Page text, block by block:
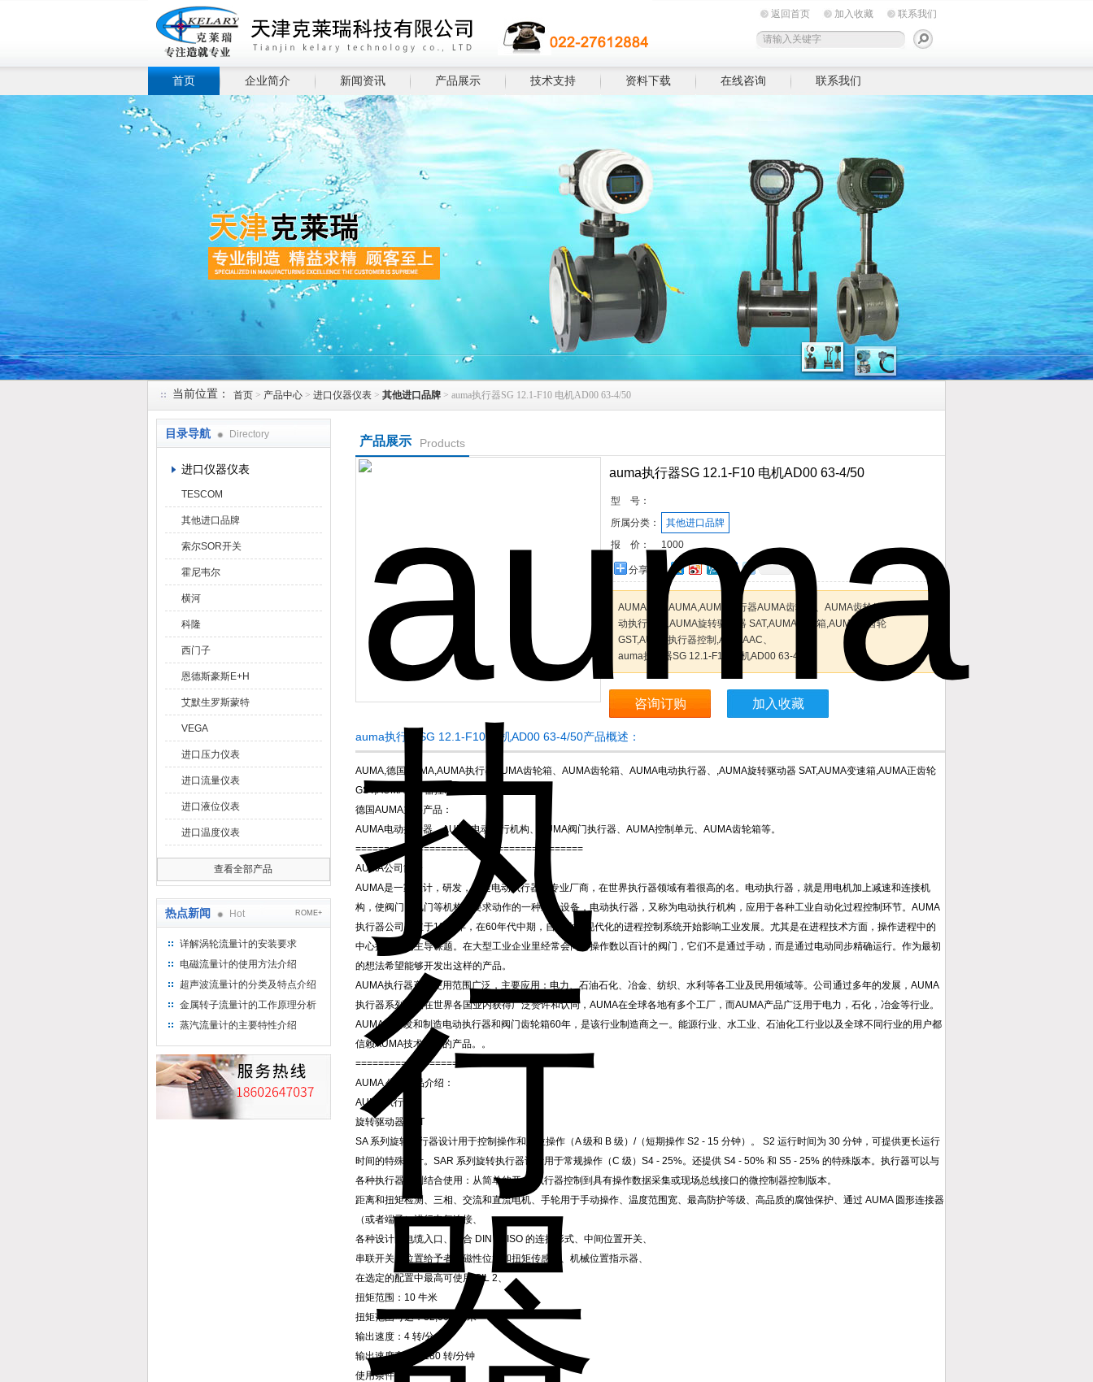
返回首页 加入收藏 联系我们
首页 企业简介 新闻资讯 产品展示 技术支持 资料下载 在线咨询 联系我们
当前位置： 首页 > 产品中心 > 进口仪器仪表 > 其他进口品牌 > auma执行器SG 12.1-F10 电机AD00 63-4/50
目录导航 Directory
进口仪器仪表
TESCOM
其他进口品牌
索尔SOR开关
霍尼韦尔
横河
科隆
西门子
恩德斯豪斯E+H
艾默生罗斯蒙特
VEGA
进口压力仪表
进口流量仪表
进口液位仪表
进口温度仪表
查看全部产品
热点新闻 Hot ROME+
详解涡轮流量计的安装要求
电磁流量计的使用方法介绍
超声波流量计的分类及特点介绍
金属转子流量计的工作原理分析
蒸汽流量计的主要特性介绍
产品展示 Products
auma执行器SG 12.1-F10 电机AD00 63-4/50
型 号：
所属分类：
其他进口品牌
报 价：
1000
分享到：
AUMA,德国AUMA,AUMA执行器AUMA齿轮箱、AUMA齿轮箱、AUMA电
动执行器、,AUMA旋转驱动器 SAT,AUMA变速箱,AUMA正齿轮
GST,AUMA执行器控制,AUM AAC、
auma执行器SG 12.1-F10 电机AD00 63-4/50
咨询订购 加入收藏
auma执行器SG 12.1-F10 电机AD00 63-4/50产品概述：
AUMA,德国AUMA,AUMA执行器AUMA齿轮箱、AUMA齿轮箱、AUMA电动执行器、,AUMA旋转驱动器 SAT,AUMA变速箱,AUMA正齿轮
GST,AUMA执行器控制,AUM AAC、
德国AUMA主要产品：
AUMA电动执行器、AUMA电动执行机构、AUMA阀门执行器、AUMA控制单元、AUMA齿轮箱等。
========================================
AUMA公司简介
AUMA是一家设计，研发，制造电动执行器的专业厂商，在世界执行器领域有着很高的名。电动执行器，就是用电机加上减速和连接机
构，使阀门、风门等机构按要求动作的一种组合设备，电动执行器，又称为电动执行机构，应用于各种工业自动化过程控制环节。AUMA
执行器公司创立于1964年，在60年代中期，自动化和现代化的进程控制系统开始影响工业发展。尤其是在进程技术方面，操作进程中的
中心控制成为主导课题。在大型工业企业里经常会同时操作数以百计的阀门，它们不是通过手动，而是通过电动同步精确运行。作为最初
的想法希望能够开发出这样的产品。
AUMA执行器产品使用范围广泛，主要应用：电力、石油石化、冶金、纺织、水利等各工业及民用领域等。公司通过多年的发展，AUMA
执行器系列产品在世界各国业内获得广泛赞许和认同，AUMA在全球各地有多个工厂，而AUMA产品广泛用于电力，石化，冶金等行业。
AUMA已研发和制造电动执行器和阀门齿轮箱60年，是该行业制造商之一。能源行业、水工业、石油化工行业以及全球不同行业的用户都
信赖AUMA技术先进的产品。。
======================================
AUMA 公司产品介绍：
AUMA执行器
旋转驱动器 SAT
SA 系列旋转执行器设计用于控制操作和定位操作（A 级和 B 级）/（短期操作 S2 - 15 分钟）。 S2 运行时间为 30 分钟，可提供更长运行
时间的特殊设计。SAR 系列旋转执行器设计用于常规操作（C 级）S4 - 25%。还提供 S4 - 50% 和 S5 - 25% 的特殊版本。执行器可以与
各种执行器控制结合使用：从简单的开-关执行器控制到具有操作数据采集或现场总线接口的微控制器控制版本。
距离和扭矩检测、三相、交流和直流电机、手轮用于手动操作、温度范围宽、最高防护等级、高品质的腐蚀保护、通过 AUMA 圆形连接器
（或者端子）进行电气连接、
各种设计的电缆入口、符合 DIN 和 ISO 的连接形式、中间位置开关、
串联开关、位置给予者、磁性位置和扭矩传感器、机械位置指示器、
在选定的配置中最高可使用 SIL 2、
扭矩范围：10 牛米
扭矩范围可达：32,000 牛米
输出速度：4 转/分
输出速度高达：180 转/分钟
使用条件